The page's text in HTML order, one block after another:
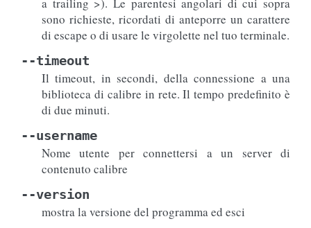
sono richieste, ricordati di anteporre un carattere
di escape o di usare le virgolette nel tuo terminale.
--timeout
Il timeout, in secondi, della connessione a una
biblioteca di calibre in rete. Il tempo predefinito è
di due minuti.
--username
Nome utente per connettersi a un server di
contenuto calibre
--version
mostra la versione del programma ed esci